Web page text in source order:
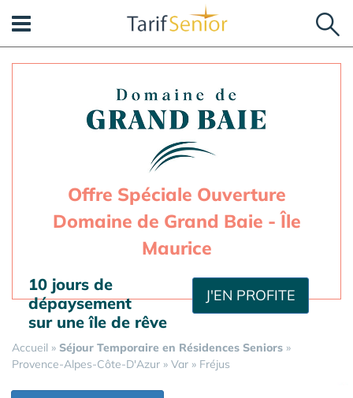
Offre Spéciale Ouverture
Domaine de Grand Baie - Île
Maurice
J'EN PROFITE
10 jours de
dépaysement
sur une île de rêve
Accueil » Séjour Temporaire en Résidences Seniors »
Provence-Alpes-Côte-D'Azur » Var » Fréjus